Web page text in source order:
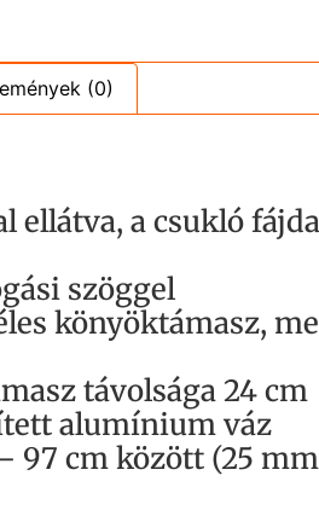
(0)
ellátva, a csukló
szöggel
könyöktámasz,
távolsága 24 cm
alumínium váz
97 cm között (25